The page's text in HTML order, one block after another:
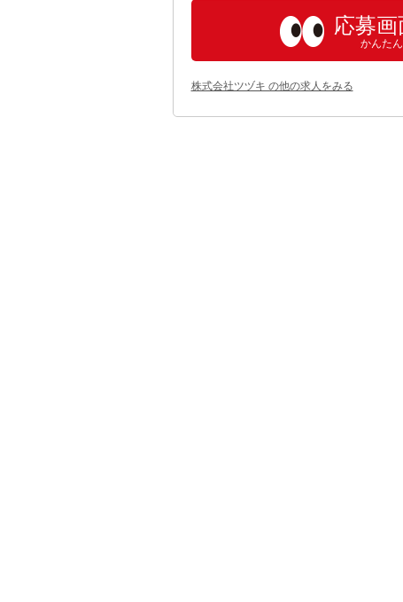
応募
かんた
株式会社ツヅキ の他の求人をみる